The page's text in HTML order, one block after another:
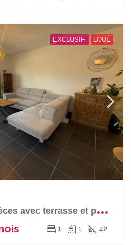
EXCLUSIF LOUÉ
A
ppartement 2 pièces avec terrasse et parking à LUCCIANA
1 1 42